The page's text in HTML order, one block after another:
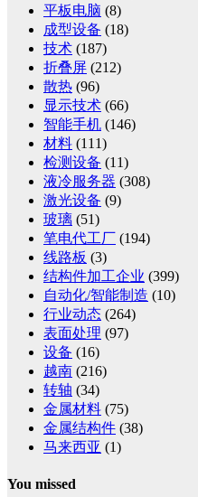
平板电脑 (8)
成型设备 (18)
技术 (187)
折叠屏 (212)
散热 (96)
显示技术 (66)
智能手机 (146)
材料 (111)
检测设备 (11)
液冷服务器 (308)
激光设备 (9)
玻璃 (51)
笔电代工厂 (194)
线路板 (3)
结构件加工企业 (399)
自动化/智能制造 (10)
行业动态 (264)
表面处理 (97)
设备 (16)
越南 (216)
转轴 (34)
金属材料 (75)
金属结构件 (38)
马来西亚 (1)
You missed